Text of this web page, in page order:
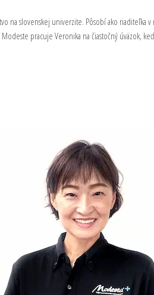
na slovenskej univerzite. Pôsobí ako riaditeľka
pracuje Veronika na čiastočný úväzok,